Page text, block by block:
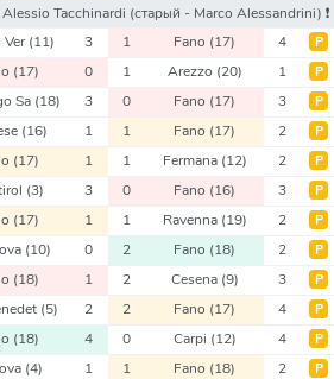
Alessio Tacchinardi (старый - Marco Alessandrini) ❗️
Ver(11) 3 1 Fano (17) 4 Р
(17) 0 1 Arezzo (20) 1 Р
Sa (18) 3 0 Fano (17) 3 Р
(16) 1 1 Fano (17) 2 Р
(17) 1 1 Fermana (12) 2 Р
(3) 3 0 Fano (16) 3 Р
(17) 1 1 Ravenna (19) 2 Р
(10) 0 2 Fano (18) 2 Р
(18) 1 2 Cesena (9) 3 Р
(5) 2 2 Fano (17) 4 Р
(18) 4 0 Carpi (12) 4 Р
(4) 1 1 Fano (18) 2 Р